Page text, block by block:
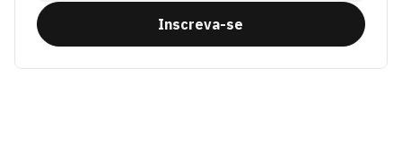
Inscreva-se